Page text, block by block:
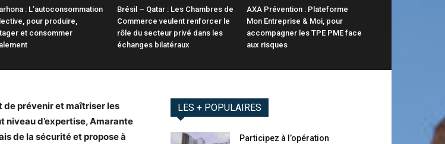
: L’autoconsommation
pour produire,
et consommer
Brésil – Qatar : Les Chambres de
Commerce veulent renforcer le
rôle du secteur privé dans les
échanges bilatéraux
AXA Prévention : Plateforme
Mon Entreprise & Moi, pour
accompagner les TPE PME face
aux risques
de prévenir et maîtriser les
niveau d’expertise, Amarante
de la sécurité et propose à
LES + POPULAIRES
Participez à l’opération